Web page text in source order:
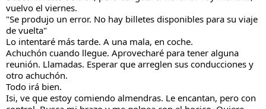
vuelvo el viernes.
"Se produjo un error. No hay billetes disponibles para su viaje
de vuelta"
Lo intentaré más tarde. A una mala, en coche.
Achuchón cuando llegue. Aprovecharé para tener alguna
reunión. Llamadas. Esperar que arreglen sus conducciones y
otro achuchón.
Todo irá bien.
Isi, ve que estoy comiendo almendras. Le encantan, pero con